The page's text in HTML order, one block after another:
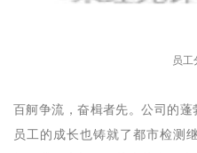
员工
百舸争流，奋楫者先。公司的
员工的成长也铸就了都市检测